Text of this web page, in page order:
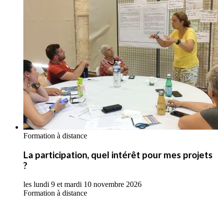
Formation à distance
La participation, quel intérêt pour mes projets
?
les lundi 9 et mardi 10 novembre 2026
Formation à distance